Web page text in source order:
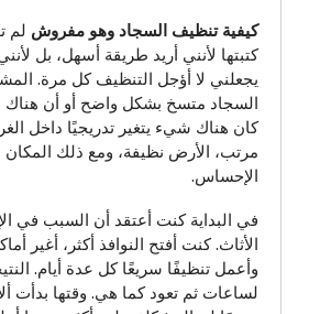
كيفية تنظيف السجاد وهو مفروش لم
كتبتها لأنني أريد طريقة أسهل، بل
يجعلني لا أؤجل التنظيف كل مرة.
السجاد متسخ بشكل واضح أو أن هناك
كان هناك شيء يتغير تدريجيًا داخل
مرتب، الأرض نظيفة، ومع ذلك
الإحساس.
في البداية كنت أعتقد أن السبب في
الأثاث. كنت أفتح النوافذ أكثر، أغير
وأعمل تنظيفًا سريعًا كل عدة أيام.
لساعات ثم تعود كما هي. وقتها بدأت